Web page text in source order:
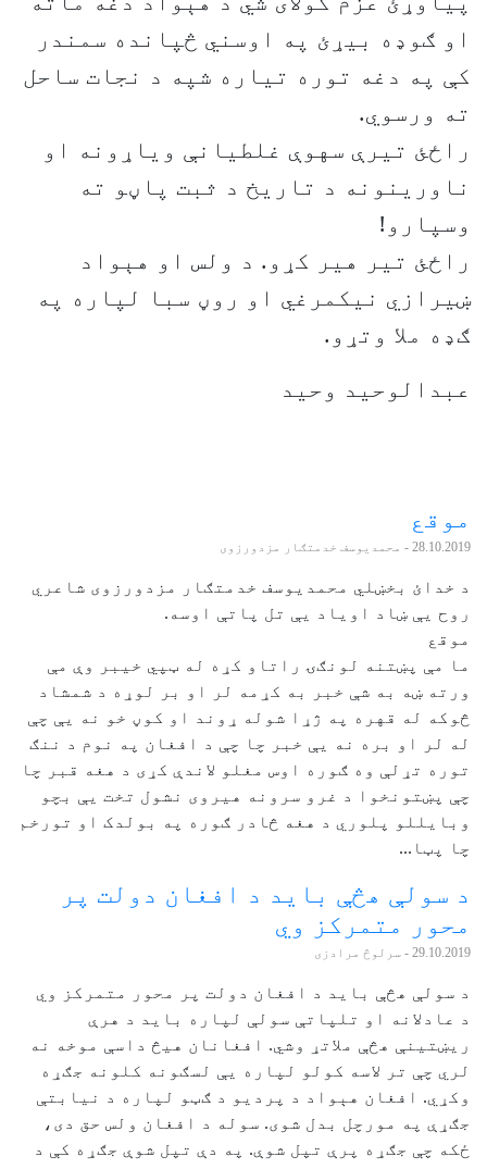
او ګوډه بيړئ په اوسني څپانده سمندر
کې په دغه توره تياره شپه د نجات ساحل
ته ورسوي.
راځئ تيرې سهوې غلطيانې وياړونه او
ناورينونه د تاريخ د ثبت پاڼو ته
وسپارو!
راځئ تير هير کړو. د ولس او هېواد
ښيرازي نيکمرغي او روڼ سبا لپاره په
ګډه ملا وتړو.
عبدالوحيد وحيد
موقع
28.10.2019 - محمديوسف خدمتګار مزدورزوی
د خدائ بخښلي محمديوسف خدمتګار مزدورزوی شاعري
روح یې ښاد اویاد یې تل پاتې اوسه.
موقع
ما مې پښتنه لونګۍ راتاو کړه له ټپي خيبر وې مې
ورته ښه به شې خبر به کړمه لر او بر لوړه د شمشاد
څوکه له قهره په ژړا شوله ړوند او کوڼ خو نه يې چې
له لر او بره نه يې خبر چا چې د افغان په نوم د ننګ
توره تړلې وه ګوره اوس مغلو لاندې کړی د هغه قبر چا
چې پښتونخوا د غرو سرونه هيروی نشول تخت يې بچو
وبايللو پلوري د هغه څادر ګوره په بولدک او تورخم
چا پټا...
د سولې هڅې باید د افغان دولت پر
محور متمرکز وي
29.10.2019 - سرلوڅ مرادزی
د سولې هڅې باید د افغان دولت پر محور متمرکز وي
د عادلانه او تلپاتې سولې لپاره باید د هرې
ریښتینې هڅې ملاتړ وشي. افغانان هیڅ داسې موخه نه
لري چې تر لاسه کولو لپاره یې لسګونه کلونه جګړه
وکړي. افغان هېواد د پردیو د ګټو لپاره د نیابتې
جګړې په مورچل بدل شوی. سوله د افغان ولس حق دی،
ځکه چې جګړه پرې تپل شوې. په دې تپل شوې جګړه کې د